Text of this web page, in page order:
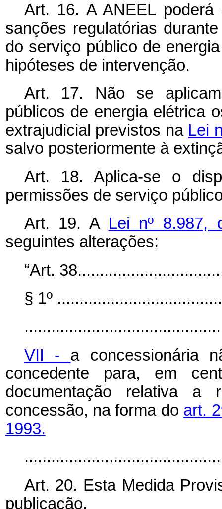
Art. 16. A ANEEL poderá
sanções regulatórias
do serviço público de
hipóteses de intervenção.
Art. 17. Não se
públicos de energia elétrica
extrajudicial previstos na Lei
salvo posteriormente à
Art. 18. Aplica-se o
permissões de serviço
Art. 19. A Lei nº 8.987,
seguintes alterações:
“Art.
§ 1º
VII - a concessionária
concedente para, em
documentação relativa a
concessão, na forma do art.
1993.
Art. 20. Esta Medida
publicação.